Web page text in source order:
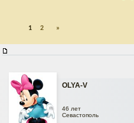
1 2 »
OLYA-V
46 лет
Севастополь